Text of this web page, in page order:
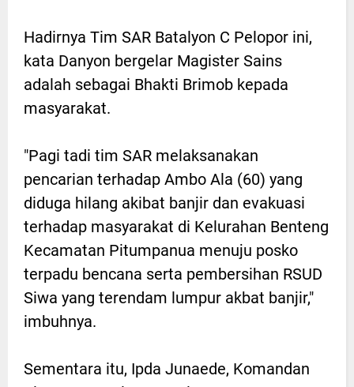
Hadirnya Tim SAR Batalyon C Pelopor ini,
kata Danyon bergelar Magister Sains
adalah sebagai Bhakti Brimob kepada
masyarakat.
"Pagi tadi tim SAR melaksanakan
pencarian terhadap Ambo Ala (60) yang
diduga hilang akibat banjir dan evakuasi
terhadap masyarakat di Kelurahan Benteng
Kecamatan Pitumpanua menuju posko
terpadu bencana serta pembersihan RSUD
Siwa yang terendam lumpur akbat banjir,"
imbuhnya.
Sementara itu, Ipda Junaede, Komandan